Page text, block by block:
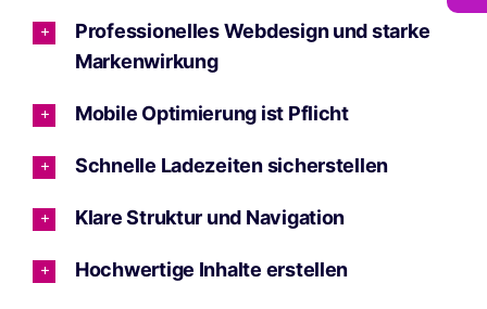
Professionelles Webdesign und starke
Markenwirkung
Mobile Optimierung ist Pflicht
Schnelle Ladezeiten sicherstellen
Klare Struktur und Navigation
Hochwertige Inhalte erstellen